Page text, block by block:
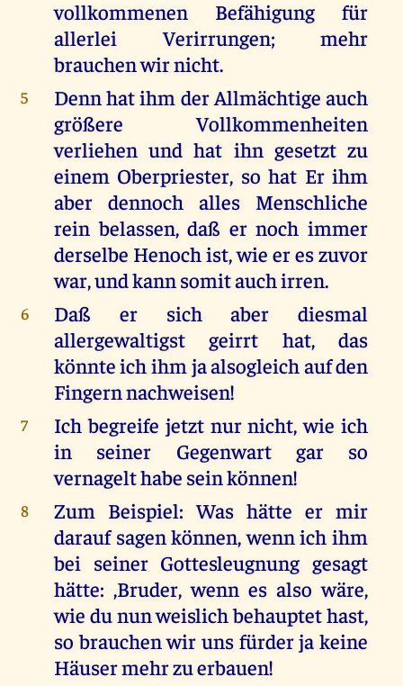
vollkommenen Befähigung für
allerlei Verirrungen; mehr
brauchen wir nicht.
5
Denn hat ihm der Allmächtige auch
größere Vollkommenheiten
verliehen und hat ihn gesetzt zu
einem Oberpriester, so hat Er ihm
aber dennoch alles Menschliche
rein belassen, daß er noch immer
derselbe Henoch ist, wie er es zuvor
war, und kann somit auch irren.
6
Daß er sich aber diesmal
allergewaltigst geirrt hat, das
könnte ich ihm ja alsogleich auf den
Fingern nachweisen!
7
Ich begreife jetzt nur nicht, wie ich
in seiner Gegenwart gar so
vernagelt habe sein können!
8
Zum Beispiel: Was hätte er mir
darauf sagen können, wenn ich ihm
bei seiner Gottesleugnung gesagt
hätte: ,Bruder, wenn es also wäre,
wie du nun weislich behauptet hast,
so brauchen wir uns fürder ja keine
Häuser mehr zu erbauen!